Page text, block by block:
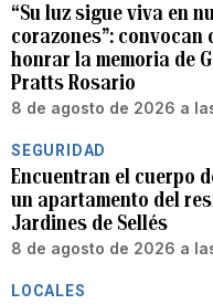
“Su luz sigue viva en
corazones”: convocan
honrar la memoria de
Pratts Rosario
8 de agosto de 2026 a
SEGURIDAD
Encuentran el cuerpo
un apartamento del
Jardines de Sellés
8 de agosto de 2026 a
LOCALES